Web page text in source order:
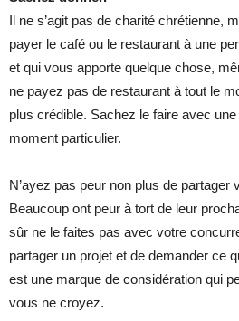
Il ne s’agit pas de charité chrétienne,
payer le café ou le restaurant à une
et qui vous apporte quelque chose,
ne payez pas de restaurant à tout le
plus crédible. Sachez le faire avec
moment particulier.
N’ayez pas peur non plus de partager
Beaucoup ont peur à tort de leur
sûr ne le faites pas avec votre
partager un projet et de demander ce
est une marque de considération qui
vous ne croyez.